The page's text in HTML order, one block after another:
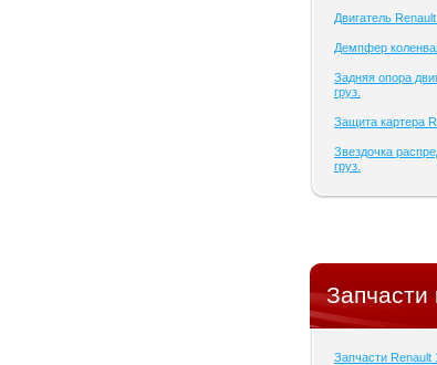
Двигатель
Демпфер
Задняя опора
груз.
Защита картера
Звездочка
груз.
Запчасти Renault